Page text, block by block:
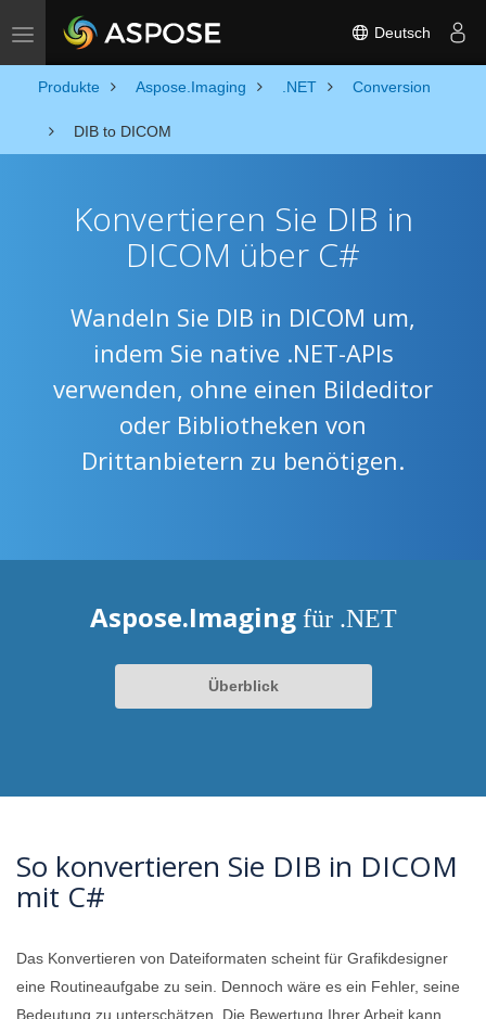
Toggle navigation Deutsch
Produkte Aspose.Imaging .NET Conversion
DIB to DICOM
Konvertieren Sie DIB in
DICOM über C#
Wandeln Sie DIB in DICOM um,
indem Sie native .NET-APIs
verwenden, ohne einen Bildeditor
oder Bibliotheken von
Drittanbietern zu benötigen.
Aspose.Imaging für .NET
Überblick
So konvertieren Sie DIB in DICOM
mit C#
Das Konvertieren von Dateiformaten scheint für Grafikdesigner
eine Routineaufgabe zu sein. Dennoch wäre es ein Fehler, seine
Bedeutung zu unterschätzen. Die Bewertung Ihrer Arbeit kann